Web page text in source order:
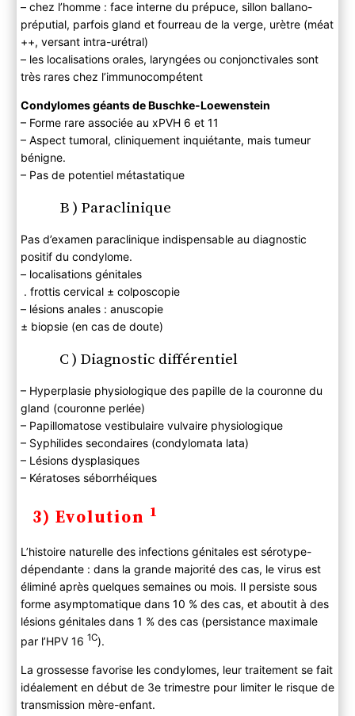
– chez l’homme : face interne du prépuce, sillon ballano-
préputial, parfois gland et fourreau de la verge, urètre (méat
++, versant intra-urétral)
– les localisations orales, laryngées ou conjonctivales sont
très rares chez l’immunocompétent
Condylomes géants de Buschke-Loewenstein
– Forme rare associée au xPVH 6 et 11
– Aspect tumoral, cliniquement inquiétante, mais tumeur
bénigne.
– Pas de potentiel métastatique
B ) Paraclinique
Pas d’examen paraclinique indispensable au diagnostic
positif du condylome.
– localisations génitales
. frottis cervical ± colposcopie
– lésions anales : anuscopie
± biopsie (en cas de doute)
C ) Diagnostic différentiel
– Hyperplasie physiologique des papille de la couronne du
gland (couronne perlée)
– Papillomatose vestibulaire vulvaire physiologique
– Syphilides secondaires (condylomata lata)
– Lésions dysplasiques
– Kératoses séborrhéiques
3) Evolution 1
L’histoire naturelle des infections génitales est sérotype-
dépendante : dans la grande majorité des cas, le virus est
éliminé après quelques semaines ou mois. Il persiste sous
forme asymptomatique dans 10 % des cas, et aboutit à des
lésions génitales dans 1 % des cas (persistance maximale
par l’HPV 16 1C).
La grossesse favorise les condylomes, leur traitement se fait
idéalement en début de 3e trimestre pour limiter le risque de
transmission mère-enfant.